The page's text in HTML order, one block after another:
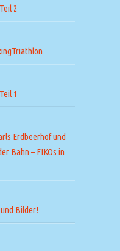
2
1
Erdbeerhof und
Bahn – FIKOs in
Bilder!